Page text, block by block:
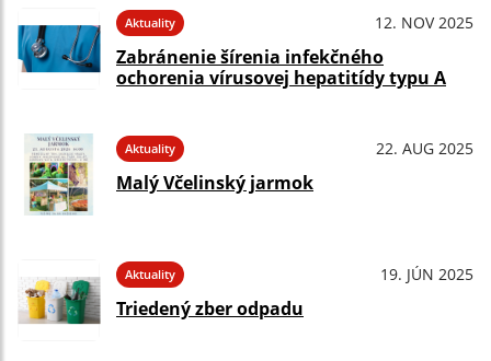
Aktuality 12. NOV 2025
Zabránenie šírenia infekčného
ochorenia vírusovej hepatitídy typu A
Aktuality 22. AUG 2025
Malý Včelinský jarmok
Aktuality 19. JÚN 2025
Triedený zber odpadu